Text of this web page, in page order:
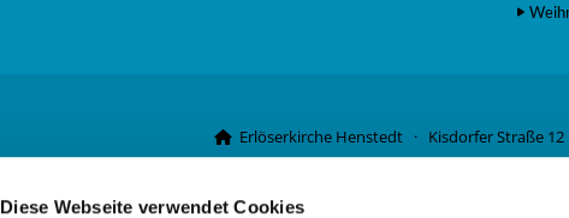
Diese Webseite verwendet Cookies
 Erlöserkirche Henstedt · Kisdorfer Straße